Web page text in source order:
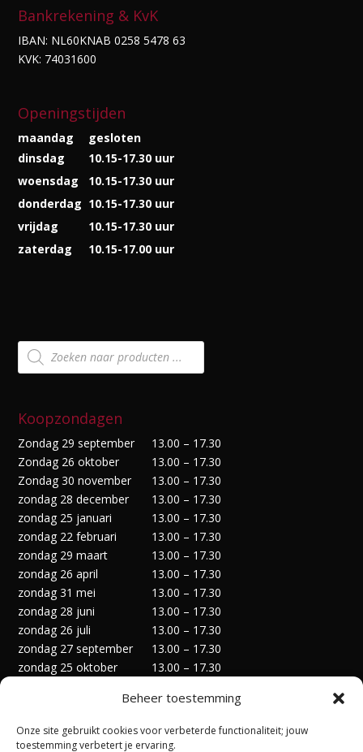
Beheer toestemming
Onze site gebruikt cookies voor verbeterde functionaliteit; jouw
toestemming verbetert je ervaring.
Bankrekening & KvK
IBAN: NL60KNAB 0258 5478 63
KVK: 74031600
Openingstijden
maandag
gesloten
dinsdag
10.15-17.30 uur
woensdag
10.15-17.30 uur
donderdag 10.15-17.30 uur
vrijdag
10.15-17.30 uur
zaterdag
10.15-17.00 uur
Producten
zoeken
Koopzondagen
Zondag 29 september
13.00 – 17.30
Zondag 26 oktober
13.00 – 17.30
Zondag 30 november
13.00 – 17.30
zondag 28 december
13.00 – 17.30
zondag 25 januari
13.00 – 17.30
zondag 22 februari
13.00 – 17.30
zondag 29 maart
13.00 – 17.30
zondag 26 april
13.00 – 17.30
zondag 31 mei
13.00 – 17.30
zondag 28 juni
13.00 – 17.30
zondag 26 juli
13.00 – 17.30
zondag 27 september
13.00 – 17.30
zondag 25 oktober
13.00 – 17.30
zondag 27 december
13.00 – 17.30